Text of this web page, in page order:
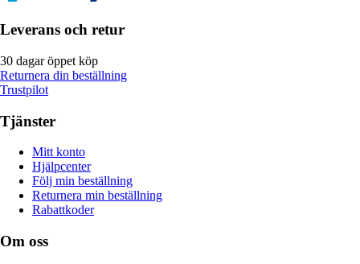
Leverans och retur
30 dagar öppet köp
Returnera din beställning
Trustpilot
Tjänster
Mitt konto
Hjälpcenter
Följ min beställning
Returnera min beställning
Rabattkoder
Om oss